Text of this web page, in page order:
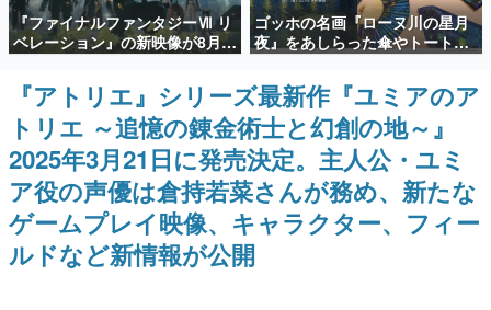
新世代に訊く
これからのデジタルゲーム市場を担う若きクリエイター達
の姿を追い、彼らのルーツと情熱を探っていきます。
ゲーム世代の作家たち
ゲームに多大な影響を受けた作家さんに取材し、ゲームが
日本のコンテンツ産業やカルチャーに与えた影響を探る企
画です。
日本モバイルゲーム産業史
日本のモバイルゲーム史における主要なトピック・タイト
ルを網羅するほか、開発者へのインタビューや識者による
解説を掲載。約20年の歴史が一望できる決定版！
『ファイナルファンタジーⅦ リ
ベレーション』の新映像が8月
26日早朝に公開へ。『FF7』リ
メイクシリーズの完結編、
「gamescom」のオープニング
ナイトライブにてディレクター
の浜口直樹氏が登壇する予定
ゴッホの名画『ローヌ川の星月
夜』をあしらった傘やトートバ
ッグなどが登場。8月7日21時よ
り2日間限定で予約販売
『アトリエ』シリーズ最新作『ユミアのア
トリエ ～追憶の錬金術士と幻創の地～』
2025年3月21日に発売決定。主人公・ユミ
ア役の声優は倉持若菜さんが務め、新たな
ゲームプレイ映像、キャラクター、フィー
ルドなど新情報が公開